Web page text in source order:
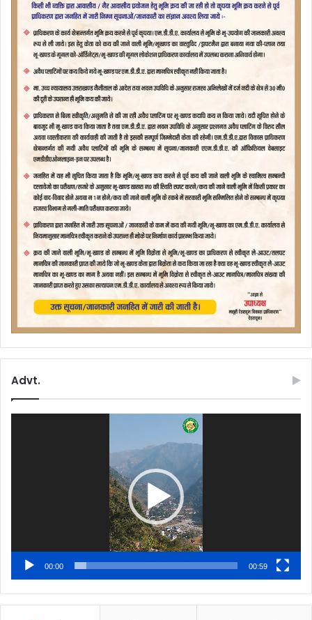
Advt.
00:00 00:59